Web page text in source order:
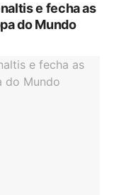
e fecha as
do Mundo